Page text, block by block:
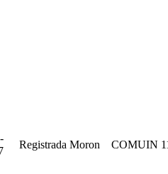
Registrada Moron COMUIN